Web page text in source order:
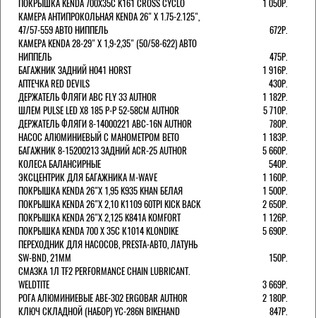
ПОКРЫШКА KENDA 700Х35С K161 CROSS CYCLO
1 050Р.
КАМЕРА АНТИПРОКОЛЬНАЯ KENDA 26" Х 1.75-2.125",
47/57-559 АВТО НИППЕЛЬ
672Р.
КАМЕРА KENDA 28-29" Х 1,9-2,35" (50/58-622) АВТО
НИППЕЛЬ
475Р.
БАГАЖНИК ЗАДНИЙ H041 HORST
1 916Р.
АПТЕЧКА RED DEVILS
430Р.
ДЕРЖАТЕЛЬ ФЛЯГИ АВС FLY 33 AUTHOR
1 182Р.
ШЛЕМ PULSE LED X8 185 Р-Р 52-58СМ AUTHOR
5 710Р.
ДЕРЖАТЕЛЬ ФЛЯГИ 8-14000221 ABC-16N AUTHOR
780Р.
НАСОС АЛЮМИНИЕВЫЙ С МАНОМЕТРОМ BETO
1 183Р.
БАГАЖНИК 8-15200213 ЗАДНИЙ ACR-25 AUTHOR
5 660Р.
КОЛЕСА БАЛАНСИРНЫЕ
540Р.
ЭКСЦЕНТРИК ДЛЯ БАГАЖНИКА M-WAVE
1 160Р.
ПОКРЫШКА KENDA 26"Х 1,95 K935 KHAN БЕЛАЯ
1 500Р.
ПОКРЫШКА KENDA 26"Х 2,10 K1109 60TPI KICK BACK
2 650Р.
ПОКРЫШКА KENDA 26"Х 2,125 K841A KOMFORT
1 126Р.
ПОКРЫШКА KENDA 700 Х 35С К1014 KLONDIKE
5 690Р.
ПЕРЕХОДНИК ДЛЯ НАСОСОВ, PRESTA-АВТО, ЛАТУНЬ
SW-BND, 21ММ
150Р.
СМАЗКА 1Л TF2 PERFORMANCE CHAIN LUBRICANT.
WELDTITE
3 669Р.
РОГА АЛЮМИНИЕВЫЕ ABE-302 ERGOBAR AUTHOR
2 180Р.
КЛЮЧ СКЛАДНОЙ (НАБОР) YC-286N BIKEHAND
847Р.